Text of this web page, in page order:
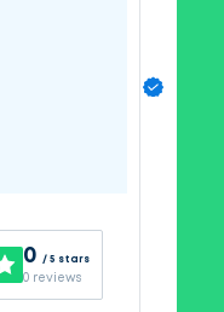
0 / 5 stars
0 reviews